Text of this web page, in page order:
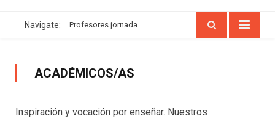
Navigate: Profesores jornada
ACADÉMICOS/AS
Inspiración y vocación por enseñar. Nuestros